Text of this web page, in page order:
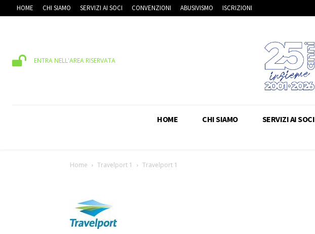
HOME CHI SIAMO SERVIZI AI SOCI CONVENZIONI ABUSIVISMO ISCRIZIONI
ENTRA NELL'AREA RISERVATA
HOME CHI SIAMO SERVIZI AI SOCI
Home Travelport 1 Travelport 1